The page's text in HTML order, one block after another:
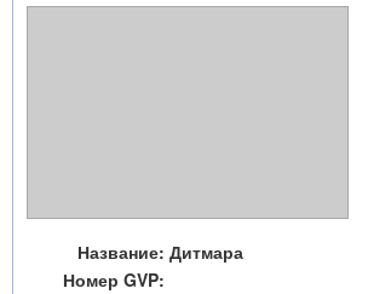
Название: Дитмара
Номер GVP: